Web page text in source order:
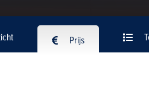
Prijs